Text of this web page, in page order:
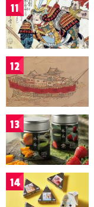
11
12
13
14